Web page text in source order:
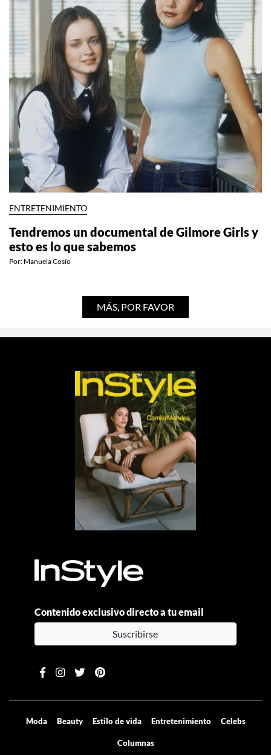
ENTRETENIMIENTO
Tendremos un documental de Gilmore Girls y
esto es lo que sabemos
Por: Manuela Cosío
MÁS, POR FAVOR
Contenido exclusivo directo a tu email
Suscribirse
Moda Beauty Estilo de vida Entretenimiento Celebs
Columnas